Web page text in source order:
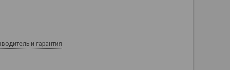
и гарантия